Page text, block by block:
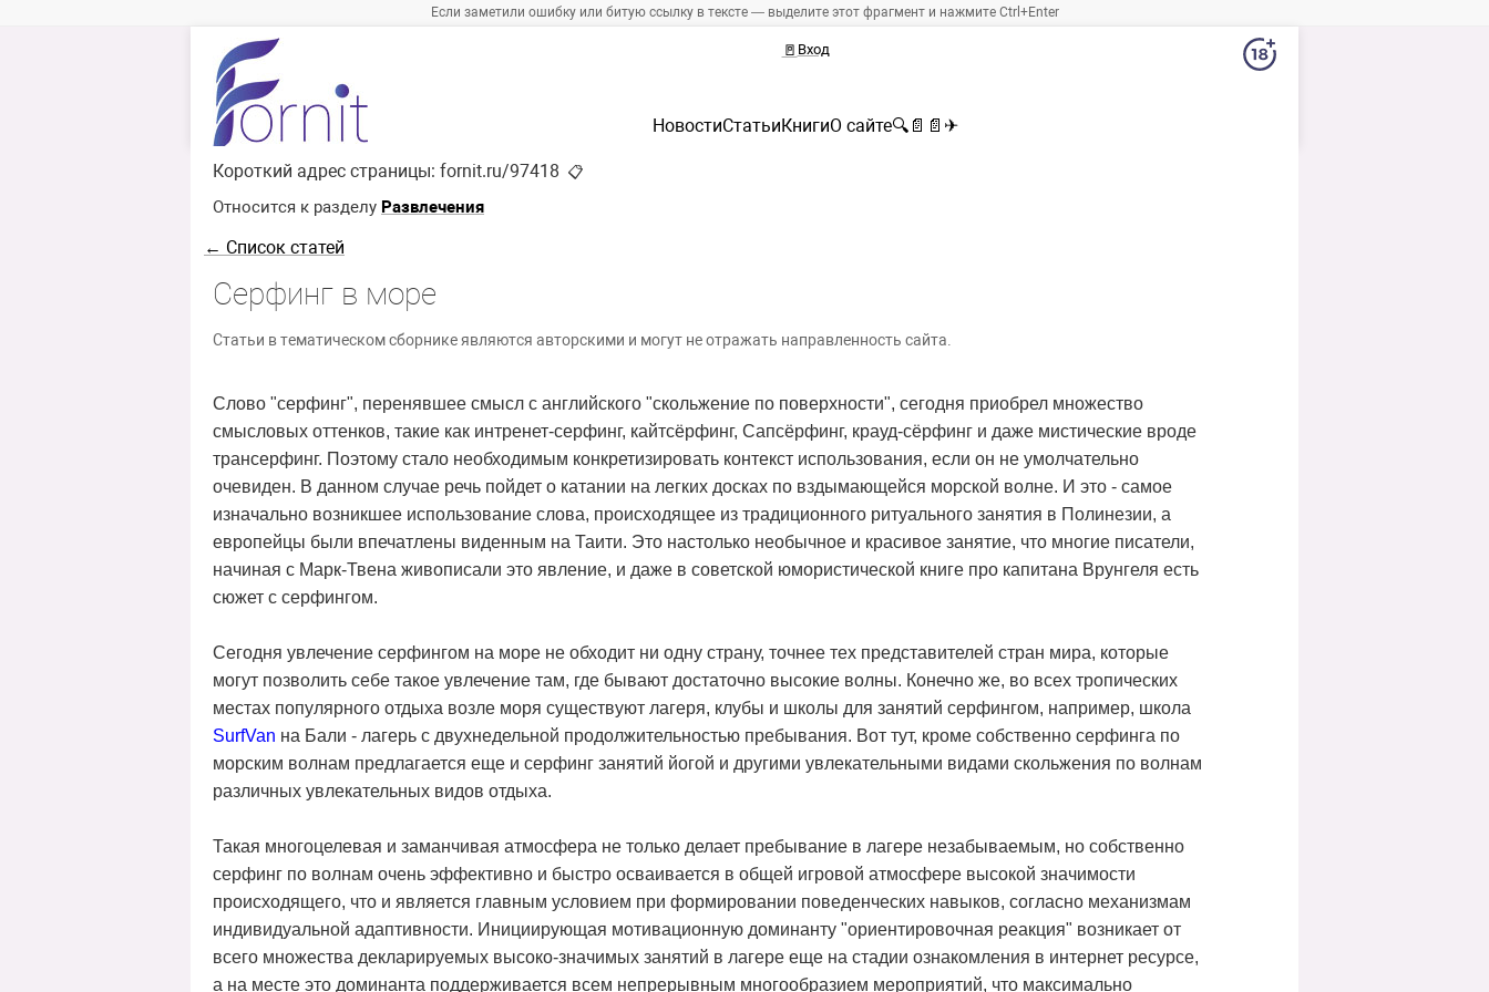
Если заметили ошибку или битую ссылку в тексте — выделите этот фрагмент и нажмите Ctrl+Enter
🚪 Вход
НовостиСтатьиКнигиО сайте🔍 📄 📄 ✈
Короткий адрес страницы: fornit.ru/97418 📋
Относится к разделу Развлечения
← Список статей
Серфинг в море
Статьи в тематическом сборнике являются авторскими и могут не отражать направленность сайта.
Слово "серфинг", перенявшее смысл с английского "скольжение по поверхности", сегодня приобрел множество
смысловых оттенков, такие как интренет-серфинг, кайтсёрфинг, Сапсёрфинг, крауд-сёрфинг и даже мистические вроде
трансерфинг. Поэтому стало необходимым конкретизировать контекст использования, если он не умолчательно
очевиден. В данном случае речь пойдет о катании на легких досках по вздымающейся морской волне. И это - самое
изначально возникшее использование слова, происходящее из традиционного ритуального занятия в Полинезии, а
европейцы были впечатлены виденным на Таити. Это настолько необычное и красивое занятие, что многие писатели,
начиная с Марк-Твена живописали это явление, и даже в советской юмористической книге про капитана Врунгеля есть
сюжет с серфингом.
Сегодня увлечение серфингом на море не обходит ни одну страну, точнее тех представителей стран мира, которые
могут позволить себе такое увлечение там, где бывают достаточно высокие волны. Конечно же, во всех тропических
местах популярного отдыха возле моря существуют лагеря, клубы и школы для занятий серфингом, например, школа
SurfVan на Бали - лагерь с двухнедельной продолжительностью пребывания. Вот тут, кроме собственно серфинга по
морским волнам предлагается еще и серфинг занятий йогой и другими увлекательными видами скольжения по волнам
различных увлекательных видов отдыха.
Такая многоцелевая и заманчивая атмосфера не только делает пребывание в лагере незабываемым, но собственно
серфинг по волнам очень эффективно и быстро осваивается в общей игровой атмосфере высокой значимости
происходящего, что и является главным условием при формировании поведенческих навыков, согласно механизмам
индивидуальной адаптивности. Инициирующая мотивационную доминанту "ориентировочная реакция" возникает от
всего множества декларируемых высоко-значимых занятий в лагере еще на стадии ознакомления в интернет ресурсе,
а на месте это доминанта поддерживается всем непрерывным многообразием мероприятий, что максимально